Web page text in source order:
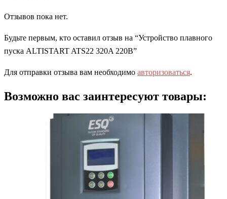
Отзывов пока нет.
Будьте первым, кто оставил отзыв на “Устройство плавного
пуска ALTISTART ATS22 320A 220В”
Для отправки отзыва вам необходимо авторизоваться.
Возможно вас заинтересуют товары: